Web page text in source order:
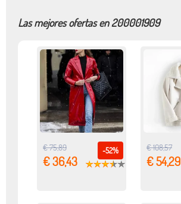
Las mejores ofertas en 200001909
-52%
€ 75,89
€ 36,43
€ 108,57
€ 54,29